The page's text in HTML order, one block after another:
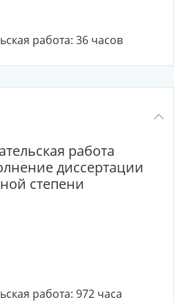
работа: 36 часов
работа
диссертации
степени
работа: 972 часа